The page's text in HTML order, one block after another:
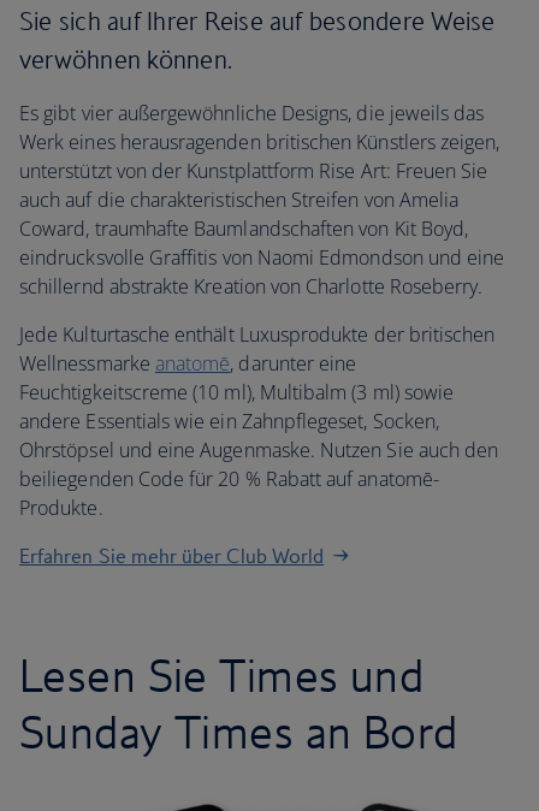
Sie sich auf Ihrer Reise auf besondere Weise
verwöhnen können.
Es gibt vier außergewöhnliche Designs, die jeweils das
Werk eines herausragenden britischen Künstlers zeigen,
unterstützt von der Kunstplattform Rise Art: Freuen Sie
auch auf die charakteristischen Streifen von Amelia
Coward, traumhafte Baumlandschaften von Kit Boyd,
eindrucksvolle Graffitis von Naomi Edmondson und eine
schillernd abstrakte Kreation von Charlotte Roseberry.
Jede Kulturtasche enthält Luxusprodukte der britischen
Wellnessmarke anatomē, darunter eine
Feuchtigkeitscreme (10 ml), Multibalm (3 ml) sowie
andere Essentials wie ein Zahnpflegeset, Socken,
Ohrstöpsel und eine Augenmaske. Nutzen Sie auch den
beiliegenden Code für 20 % Rabatt auf anatomē-
Produkte.
Erfahren Sie mehr über Club World
Lesen Sie Times und
Sunday Times an Bord